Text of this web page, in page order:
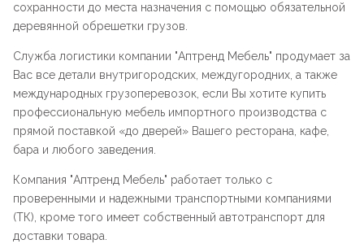
сохранности до места назначения с помощью обязательной
деревянной обрешетки грузов.
Служба логистики компании "Аптренд Мебель" продумает за
Вас все детали внутригородских, междугородних, а также
международных грузоперевозок, если Вы хотите купить
профессиональную мебель импортного производства с
прямой поставкой «до дверей» Вашего ресторана, кафе,
бара и любого заведения.
Компания "Аптренд Мебель" работает только с
проверенными и надежными транспортными компаниями
(ТК), кроме того имеет собственный автотранспорт для
доставки товара.